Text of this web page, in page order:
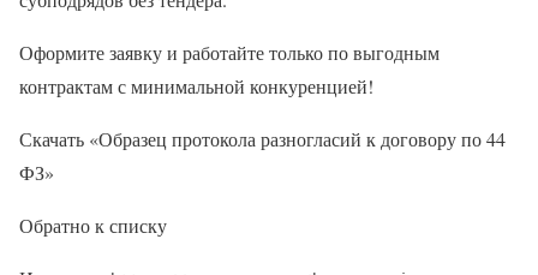
Оформите заявку и работайте только по выгодным
контрактам с минимальной конкуренцией!
Скачать «Образец протокола разногласий к договору по 44
ФЗ»
Обратно к списку